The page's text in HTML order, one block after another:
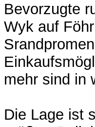
Bevorzugte
Wyk auf
mehr sind in
Die Lage ist